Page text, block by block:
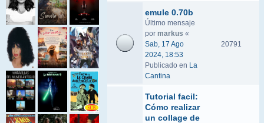
emule 0.70b
Último mensaje
por markus «
Sab, 17 Ago
2024, 18:53
Publicado en La
Cantina
20791
Tutorial facil:
Cómo realizar
un collage de